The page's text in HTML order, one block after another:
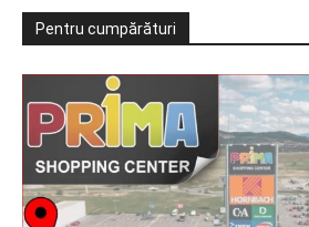
Pentru cumpărături